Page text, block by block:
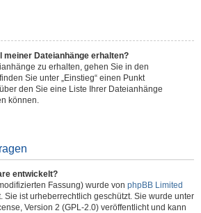
meiner Dateianhänge erhalten?
zu erhalten, gehen Sie in den
Sie unter „Einstieg“ einen Punkt
den Sie eine Liste Ihrer Dateianhänge
können.
entwickelt?
Fassung) wurde von phpBB Limited
Sie ist urheberrechtlich geschützt. Sie wurde unter
Version 2 (GPL-2.0) veröffentlicht und kann